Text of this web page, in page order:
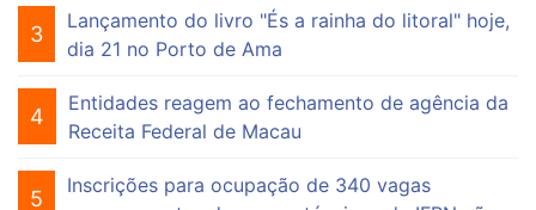
3
Lançamento do livro "És a rainha do litoral" hoje,
dia 21 no Porto de Ama
4
Entidades reagem ao fechamento de agência da
Receita Federal de Macau
5
Inscrições para ocupação de 340 vagas